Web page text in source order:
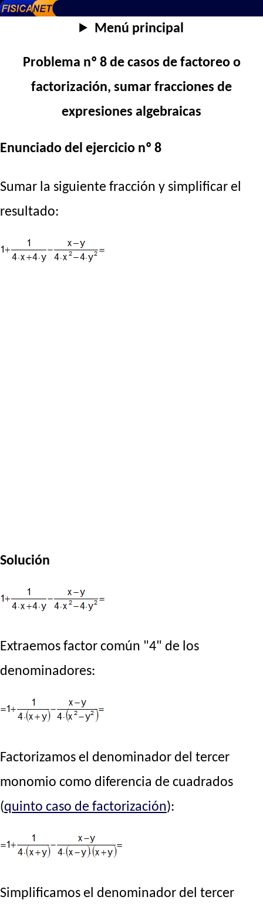
Menú principal
Problema nº 8 de casos de factoreo o
factorización, sumar fracciones de
expresiones algebraicas
Enunciado del ejercicio nº 8
Sumar la siguiente fracción y simplificar el
resultado:
Solución
Extraemos factor común "4" de los
denominadores:
Factorizamos el denominador del tercer
monomio como diferencia de cuadrados
(quinto caso de factorización):
Simplificamos el denominador del tercer